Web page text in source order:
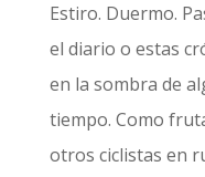
Estiro. Duermo.
el diario o estas
en la sombra de
tiempo. Como
otros ciclistas en